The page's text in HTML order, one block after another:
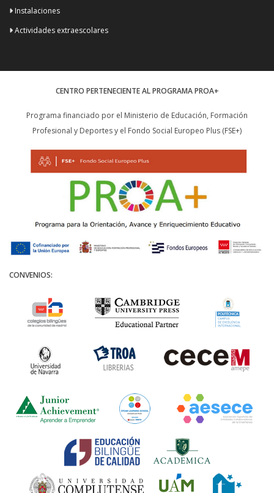
Instalaciones
Actividades extraescolares
CENTRO PERTENECIENTE AL PROGRAMA PROA+
Programa financiado por el Ministerio de Educación, Formación
Profesional y Deportes y el Fondo Social Europeo Plus (FSE+)
CONVENIOS: